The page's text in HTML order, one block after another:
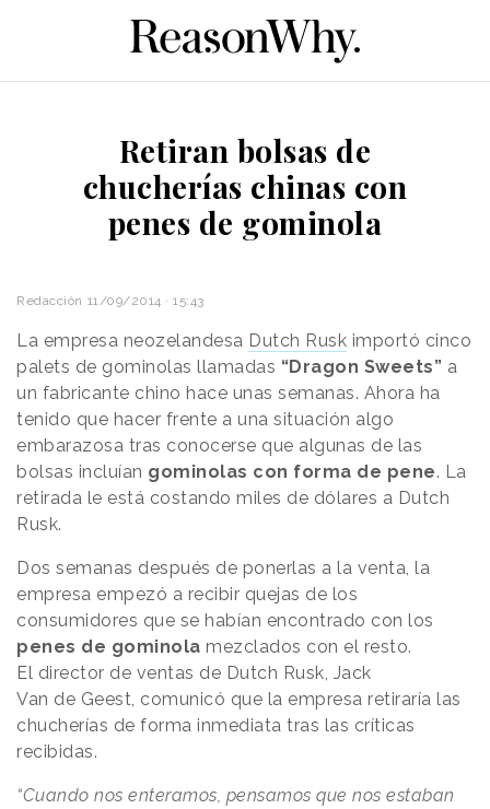
Retiran bolsas de
chucherías chinas con
penes de gominola
Redacción 11/09/2014 · 15:43
La empresa neozelandesa Dutch Rusk importó cinco
palets de gominolas llamadas “Dragon Sweets” a
un fabricante chino hace unas semanas. Ahora ha
tenido que hacer frente a una situación algo
embarazosa tras conocerse que algunas de las
bolsas incluían gominolas con forma de pene. La
retirada le está costando miles de dólares a Dutch
Rusk.
Dos semanas después de ponerlas a la venta, la
empresa empezó a recibir quejas de los
consumidores que se habían encontrado con los
penes de gominola mezclados con el resto.
El director de ventas de Dutch Rusk, Jack
Van de Geest, comunicó que la empresa retiraría las
chucherías de forma inmediata tras las críticas
recibidas.
“Cuando nos enteramos, pensamos que nos estaban